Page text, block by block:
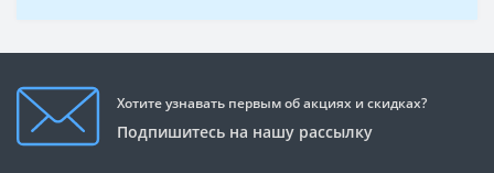
Хотите узнавать первым об акциях и скидках?
Подпишитесь на нашу рассылку